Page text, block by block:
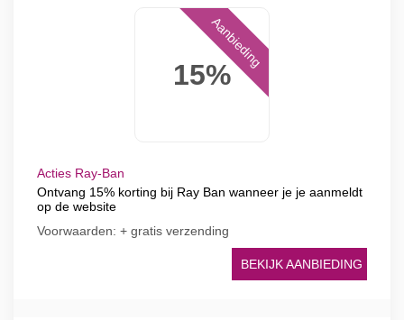
15%
Aanbieding
Acties Ray-Ban
Ontvang 15% korting bij Ray Ban wanneer je je aanmeldt
op de website
Voorwaarden: + gratis verzending
BEKIJK AANBIEDING